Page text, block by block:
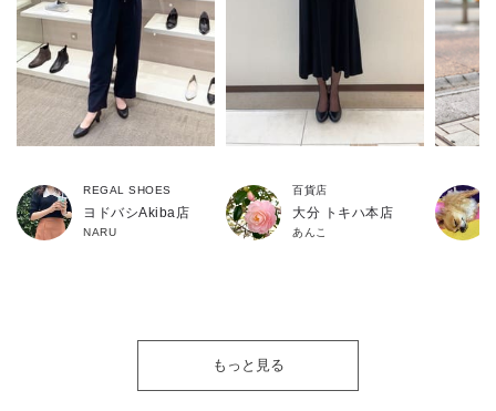
REGAL SHOES
ヨドバシAkiba店
NARU
百貨店
大分 トキハ本店
あんこ
もっと見る